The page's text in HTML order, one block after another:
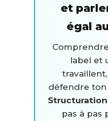
et
égal
label et
défendre ton
Structuration
pas à pas